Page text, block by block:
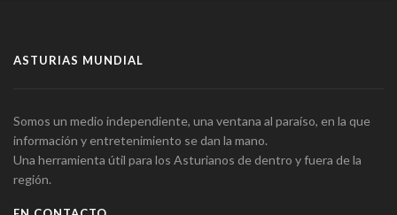
ASTURIAS MUNDIAL
Somos un medio independiente, una ventana al paraíso, en la que
información y entretenimiento se dan la mano.
Una herramienta útil para los Asturianos de dentro y fuera de la
región.